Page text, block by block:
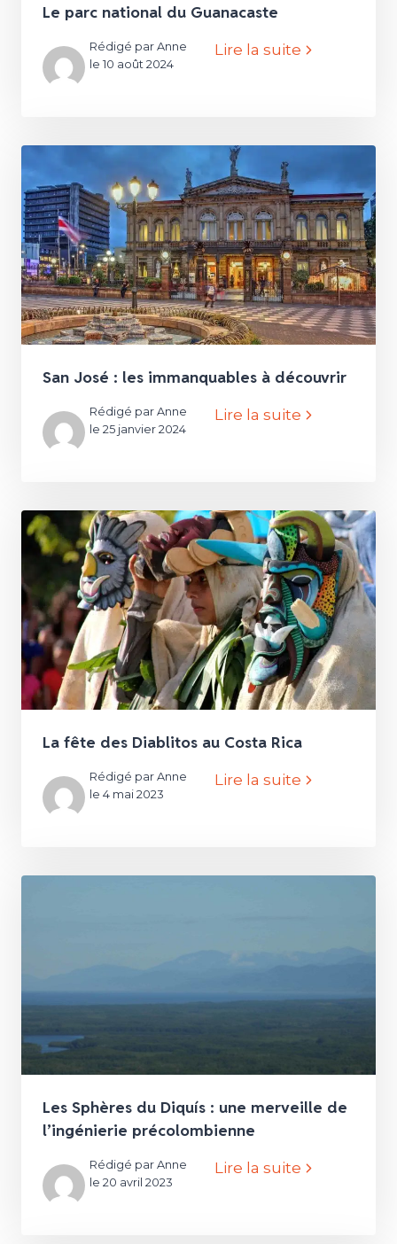
Le parc national du Guanacaste
Rédigé par Anne
le 10 août 2024
Lire la suite
San José : les immanquables à découvrir
Rédigé par Anne
le 25 janvier 2024
Lire la suite
La fête des Diablitos au Costa Rica
Rédigé par Anne
le 4 mai 2023
Lire la suite
Les Sphères du Diquís : une merveille de
l’ingénierie précolombienne
Rédigé par Anne
le 20 avril 2023
Lire la suite